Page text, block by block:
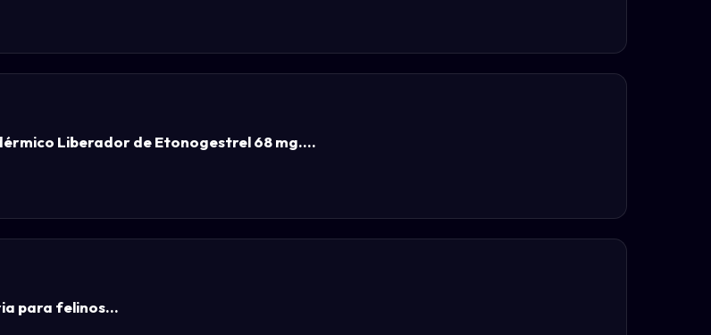
Liberador de Etonogestrel 68 mg....
para felinos...